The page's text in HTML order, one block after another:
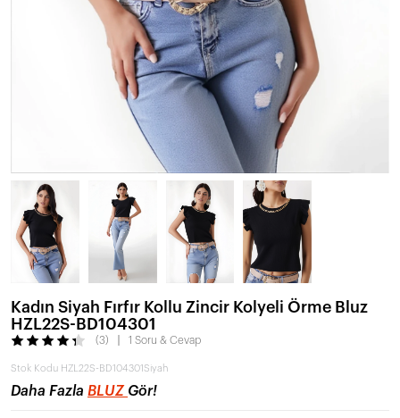
Kadın Siyah Fırfır Kollu Zincir Kolyeli Örme Bluz
HZL22S-BD104301
(3) 1 Soru & Cevap
Stok Kodu HZL22S-BD104301Siyah
Daha Fazla BLUZ Gör!